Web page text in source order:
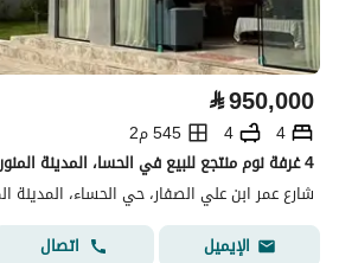
⃁950,000
4
4
545 م2
4 غرفة نوم منتجع للبيع في الحسا، المدينة المنورة
شارع عمر ابن علي الصفار، حي الحساء، المدينة
الإيميل
اتصال